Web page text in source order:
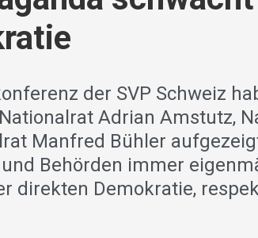
der SVP Schweiz
Adrian Amstutz,
Manfred Bühler
Behörden immer
direkten Demokratie,